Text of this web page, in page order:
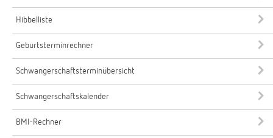
Hibbelliste
Geburtsterminrechner
Schwangerschaftsterminübersicht
Schwangerschaftskalender
BMI-Rechner